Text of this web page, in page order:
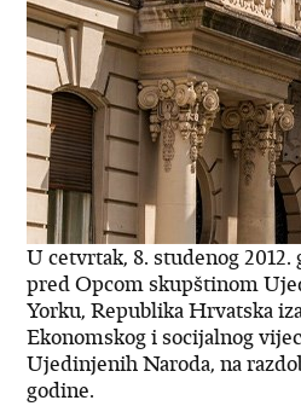
U cetvrtak, 8. studenog
pred Opcom skupštinom
Yorku, Republika Hrvatska
Ekonomskog i socijalnog
Ujedinjenih Naroda, na
godine.